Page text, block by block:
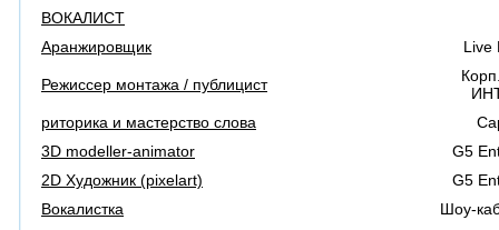
ВОКАЛИСТ
Аранжировщик
Live
Режиссер монтажа / публицист
риторика и мастерство слова
3D modeller-animator
G5
2D Художник (pixelart)
G5
Вокалистка
Шоу-